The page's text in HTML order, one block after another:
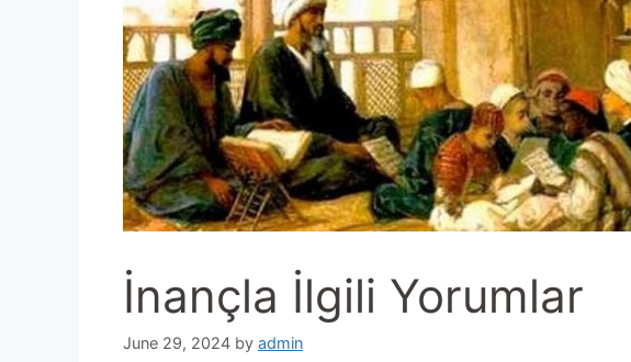
İnançla İlgili Yorumlar
June 29, 2024 by admin